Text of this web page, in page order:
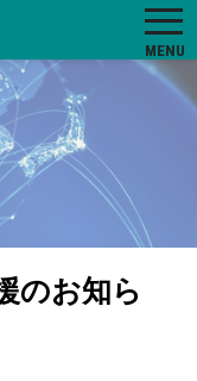
MENU
のお知ら